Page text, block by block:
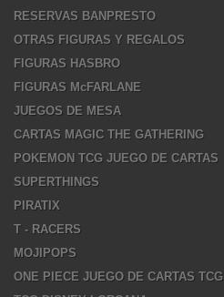
RESERVAS BANPRESTO
OTRAS FIGURAS Y REGALOS
FIGURAS HASBRO
FIGURAS McFARLANE
JUEGOS DE MESA
CARTAS MAGIC THE GATHERING
POKEMON TCG JUEGO DE CARTAS
SUPERTHINGS
PIRATIX
T - RACERS
MOJIPOPS
ONE PIECE JUEGO DE CARTAS TCG